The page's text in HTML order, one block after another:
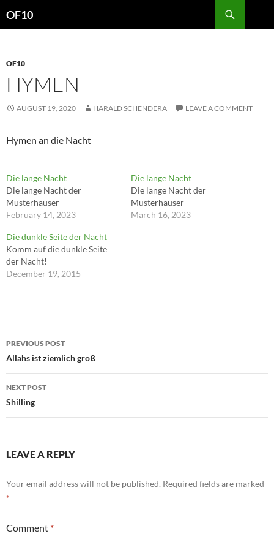
OF10
OF10
HYMEN
AUGUST 19, 2020 HARALD SCHENDERA LEAVE A COMMENT
Hymen an die Nacht
Die lange Nacht
Die lange Nacht der
Musterhäuser
February 14, 2023
Die lange Nacht
Die lange Nacht der
Musterhäuser
March 16, 2023
Die dunkle Seite der Nacht
Komm auf die dunkle Seite
der Nacht!
December 19, 2015
Post
navigation
PREVIOUS POST
Allahs ist ziemlich groß
NEXT POST
Shilling
LEAVE A REPLY
Your email address will not be published. Required fields are marked
*
Comment *